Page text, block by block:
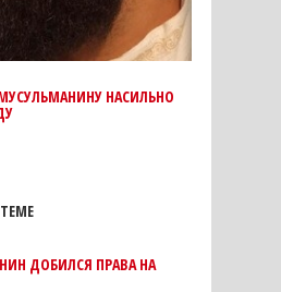
НАСИЛЬНО
ДОБИЛСЯ ПРАВА НА